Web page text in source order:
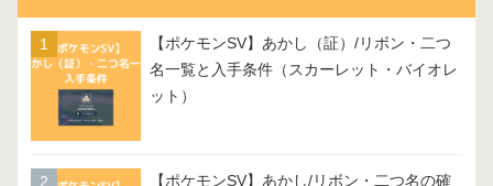
【ポケモンSV】あかし（証）/リボン・二つ
名一覧と入手条件（スカーレット・バイオレ
ット）
【ポケモンSV】あかし/リボン・二つ名の確